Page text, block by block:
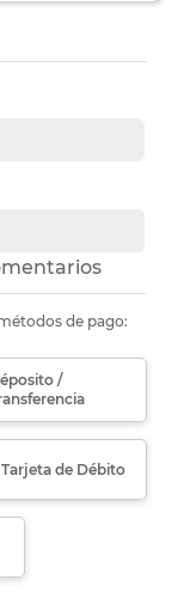
de pago:
/
Tarjeta de Débito